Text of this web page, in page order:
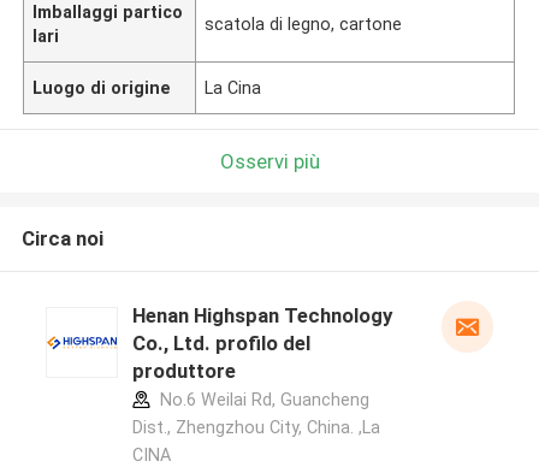
Imballaggi partico
lari
scatola di legno, cartone
Luogo di origine La Cina
Osservi più
Circa noi
Henan Highspan Technology
Co., Ltd. profilo del
produttore
No.6 Weilai Rd, Guancheng
Dist., Zhengzhou City, China. ,La
CINA